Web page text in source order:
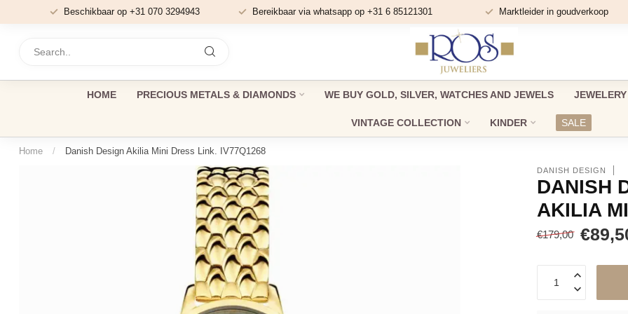
Beschikbaar op +31 070 3294943 Bereikbaar via whatsapp op +31 6 85121301 Marktleider in goudverkoop
HOME PRECIOUS METALS & DIAMONDS WE BUY GOLD, SILVER, WATCHES AND JEWELS JEWELERY
VINTAGE COLLECTION KINDER SALE
Home / Danish Design Akilia Mini Dress Link. IV77Q1268
DANISH DESIGN
DANISH
AKILIA
€179,00